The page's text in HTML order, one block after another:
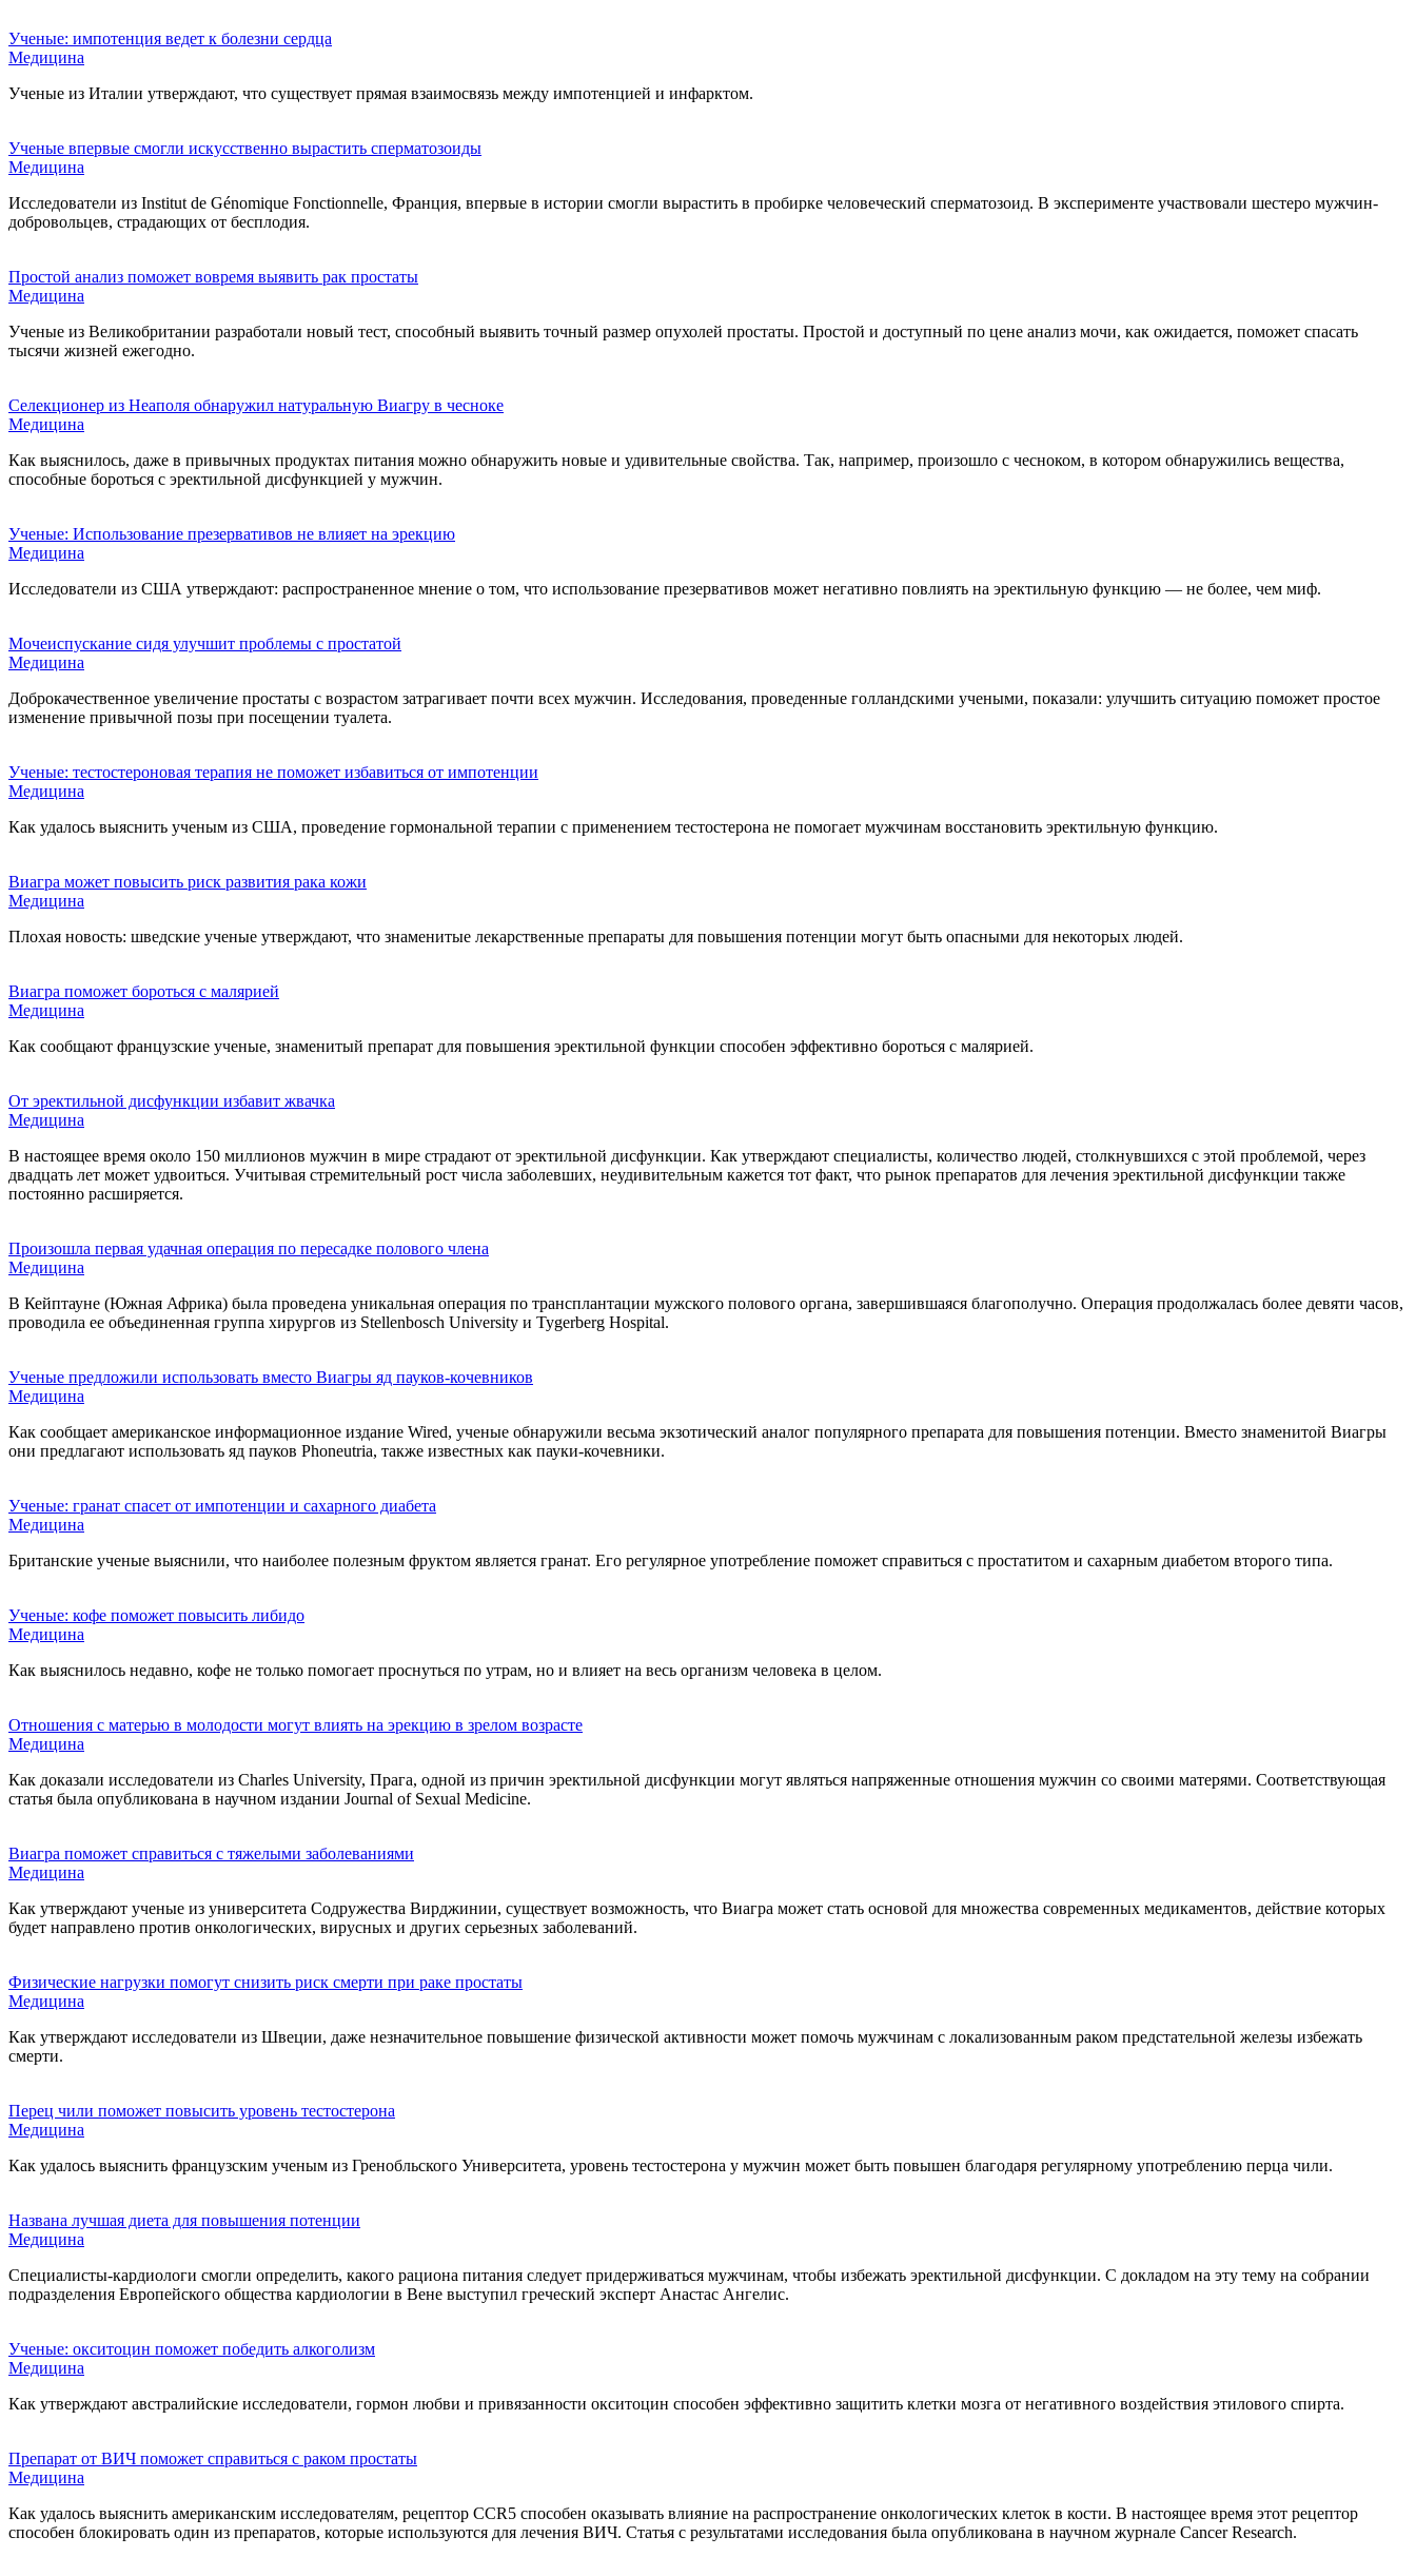
Ученые: импотенция ведет к болезни сердца
Медицина
Ученые из Италии утверждают, что существует прямая взаимосвязь между импотенцией и инфарктом.
Ученые впервые смогли искусственно вырастить сперматозоиды
Медицина
Исследователи из Institut de Génomique Fonctionnellе, Франция, впервые в истории смогли вырастить в пробирке человеческий сперматозоид. В эксперименте участвовали шестеро мужчин-
добровольцев, страдающих от бесплодия.
Простой анализ поможет вовремя выявить рак простаты
Медицина
Ученые из Великобритании разработали новый тест, способный выявить точный размер опухолей простаты. Простой и доступный по цене анализ мочи, как ожидается, поможет спасать
тысячи жизней ежегодно.
Селекционер из Неаполя обнаружил натуральную Виагру в чесноке
Медицина
Как выяснилось, даже в привычных продуктах питания можно обнаружить новые и удивительные свойства. Так, например, произошло с чесноком, в котором обнаружились вещества,
способные бороться с эректильной дисфункцией у мужчин.
Ученые: Использование презервативов не влияет на эрекцию
Медицина
Исследователи из США утверждают: распространенное мнение о том, что использование презервативов может негативно повлиять на эректильную функцию — не более, чем миф.
Мочеиспускание сидя улучшит проблемы с простатой
Медицина
Доброкачественное увеличение простаты с возрастом затрагивает почти всех мужчин. Исследования, проведенные голландскими учеными, показали: улучшить ситуацию поможет простое
изменение привычной позы при посещении туалета.
Ученые: тестостероновая терапия не поможет избавиться от импотенции
Медицина
Как удалось выяснить ученым из США, проведение гормональной терапии с применением тестостерона не помогает мужчинам восстановить эректильную функцию.
Виагра может повысить риск развития рака кожи
Медицина
Плохая новость: шведские ученые утверждают, что знаменитые лекарственные препараты для повышения потенции могут быть опасными для некоторых людей.
Виагра поможет бороться с малярией
Медицина
Как сообщают французские ученые, знаменитый препарат для повышения эректильной функции способен эффективно бороться с малярией.
От эректильной дисфункции избавит жвачка
Медицина
В настоящее время около 150 миллионов мужчин в мире страдают от эректильной дисфункции. Как утверждают специалисты, количество людей, столкнувшихся с этой проблемой, через
двадцать лет может удвоиться. Учитывая стремительный рост числа заболевших, неудивительным кажется тот факт, что рынок препаратов для лечения эректильной дисфункции также
постоянно расширяется.
Произошла первая удачная операция по пересадке полового члена
Медицина
В Кейптауне (Южная Африка) была проведена уникальная операция по трансплантации мужского полового органа, завершившаяся благополучно. Операция продолжалась более девяти часов,
проводила ее объединенная группа хирургов из Stellenbosch University и Tygerberg Hospital.
Ученые предложили использовать вместо Виагры яд пауков-кочевников
Медицина
Как сообщает американское информационное издание Wired, ученые обнаружили весьма экзотический аналог популярного препарата для повышения потенции. Вместо знаменитой Виагры
они предлагают использовать яд пауков Phoneutria, также известных как пауки-кочевники.
Ученые: гранат спасет от импотенции и сахарного диабета
Медицина
Британские ученые выяснили, что наиболее полезным фруктом является гранат. Его регулярное употребление поможет справиться с простатитом и сахарным диабетом второго типа.
Ученые: кофе поможет повысить либидо
Медицина
Как выяснилось недавно, кофе не только помогает проснуться по утрам, но и влияет на весь организм человека в целом.
Отношения с матерью в молодости могут влиять на эрекцию в зрелом возрасте
Медицина
Как доказали исследователи из Charles University, Прага, одной из причин эректильной дисфункции могут являться напряженные отношения мужчин со своими матерями. Соответствующая
статья была опубликована в научном издании Journal of Sexual Medicine.
Виагра поможет справиться с тяжелыми заболеваниями
Медицина
Как утверждают ученые из университета Содружества Вирджинии, существует возможность, что Виагра может стать основой для множества современных медикаментов, действие которых
будет направлено против онкологических, вирусных и других серьезных заболеваний.
Физические нагрузки помогут снизить риск смерти при раке простаты
Медицина
Как утверждают исследователи из Швеции, даже незначительное повышение физической активности может помочь мужчинам с локализованным раком предстательной железы избежать
смерти.
Перец чили поможет повысить уровень тестостерона
Медицина
Как удалось выяснить французским ученым из Гренобльского Университета, уровень тестостерона у мужчин может быть повышен благодаря регулярному употреблению перца чили.
Названа лучшая диета для повышения потенции
Медицина
Специалисты-кардиологи смогли определить, какого рациона питания следует придерживаться мужчинам, чтобы избежать эректильной дисфункции. С докладом на эту тему на собрании
подразделения Европейского общества кардиологии в Вене выступил греческий эксперт Анастас Ангелис.
Ученые: окситоцин поможет победить алкоголизм
Медицина
Как утверждают австралийские исследователи, гормон любви и привязанности окситоцин способен эффективно защитить клетки мозга от негативного воздействия этилового спирта.
Препарат от ВИЧ поможет справиться с раком простаты
Медицина
Как удалось выяснить американским исследователям, рецептор CCR5 способен оказывать влияние на распространение онкологических клеток в кости. В настоящее время этот рецептор
способен блокировать один из препаратов, которые используются для лечения ВИЧ. Статья с результатами исследования была опубликована в научном журнале Cancer Research.